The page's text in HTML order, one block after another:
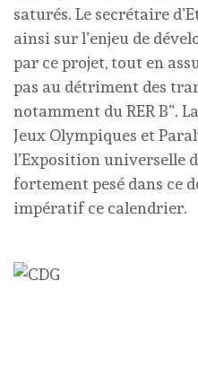
saturés. Le secrétaire
ainsi sur l’enjeu de
par ce projet, tout en
pas au détriment des
notamment du RER B”.
Jeux Olympiques et
l’Exposition universelle
fortement pesé dans ce
impératif ce calendrier.